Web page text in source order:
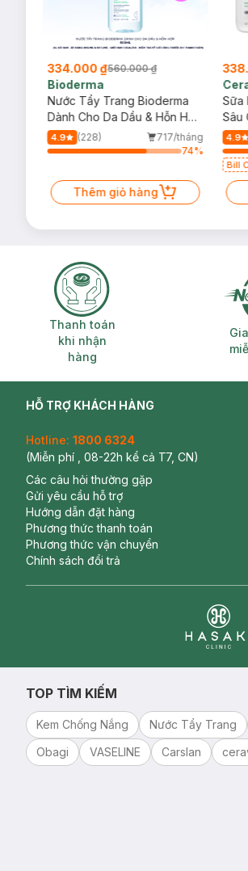
334.000 ₫560.000 ₫
Bioderma
Nước Tẩy Trang Bioderma
Dành Cho Da Dầu & Hỗn Hợp
500ml
4.9 (228)
717/tháng
74%
Thêm giỏ hàng
Sữa
Sâu
Dầu
4.9
Bill
Thanh toán khi nhận hàng
Thanh toán
khi nhận
hàng
HỖ TRỢ KHÁCH HÀNG
Hotline: 1800 6324
(Miễn phí , 08-22h kể cả T7, CN)
Các câu hỏi thường gặp
Gửi yêu cầu hỗ trợ
Hướng dẫn đặt hàng
Phương thức thanh toán
Phương thức vận chuyển
Chính sách đổi trả
TOP TÌM KIẾM
Kem Chống Nắng Nước Tẩy Trang
Obagi
VASELINE Carslan